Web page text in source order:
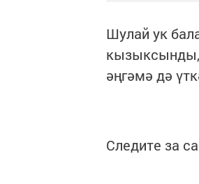
Шулай ук
кызыксынды,
әңгәмә дә
Следите за